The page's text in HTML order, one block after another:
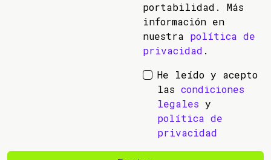
portabilidad. Más
información en
nuestra política de
privacidad .
He leído y acepto
las condiciones
legales y
política de
privacidad